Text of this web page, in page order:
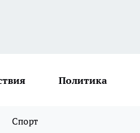
Политика
Спорт